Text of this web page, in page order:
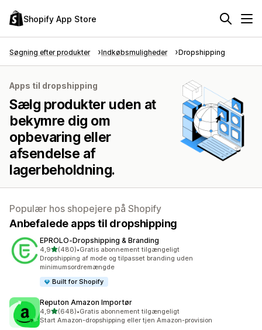
Shopify App Store
Søgning efter produkter Indkøbsmuligheder Dropshipping
Apps til dropshipping
Sælg produkter uden at
bekymre dig om
opbevaring eller
afsendelse af
lagerbeholdning.
Populær hos shopejere på Shopify
Anbefalede apps til dropshipping
EPROLO‑Dropshipping & Branding
4,9ud af 5 stjerner
(480)
480 anmeldelser i alt
•Gratis abonnement tilgængeligt
Dropshipping af mode og tilpasset branding uden
minimumsordremængde
Built for Shopify
Reputon Amazon Importør
4,9ud af 5 stjerner
(648)
648 anmeldelser i alt
•Gratis abonnement tilgængeligt
Start Amazon-dropshipping eller tjen Amazon-provision